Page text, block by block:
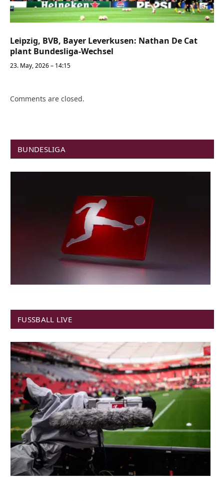
Leipzig, BVB, Bayer Leverkusen: Nathan De Cat
plant Bundesliga-Wechsel
23. May, 2026 – 14:15
Comments are closed.
BUNDESLIGA
FUSSBALL LIVE